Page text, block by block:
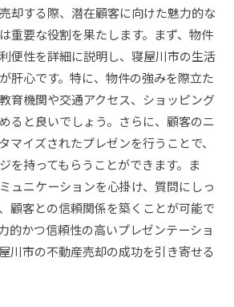
却する際、潜在顧客に向けた魅力的な
重要な役割を果たします。まず、物件
便性を詳細に説明し、寝屋川市の生活
肝心です。特に、物件の強みを際立た
育機関や交通アクセス、ショッピング
ると良いでしょう。さらに、顧客のニ
マイズされたプレゼンを行うことで、
を持ってもらうことができます。ま
ュニケーションを心掛け、質問にしっ
顧客との信頼関係を築くことが可能で
的かつ信頼性の高いプレゼンテーショ
川市の不動産売却の成功を引き寄せる